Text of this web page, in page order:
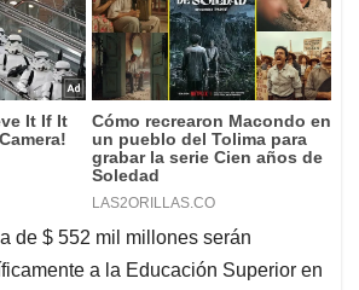
de $ 552 mil millones serán
a la Educación Superior en